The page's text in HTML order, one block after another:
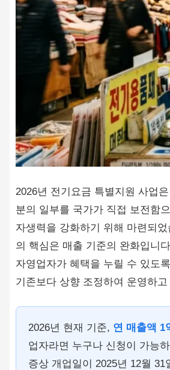
2026년 전기요금 특별지원 사업
분의 일부를 국가가 직접 보전함
자생력을 강화하기 위해 마련되
의 핵심은 매출 기준의 완화입니
자영업자가 혜택을 누릴 수 있도
기존보다 상향 조정하여 운영하
2026년 현재 기준, 연 매출액 1
업자라면 누구나 신청이 가능
증상 개업일이 2025년 12월 31